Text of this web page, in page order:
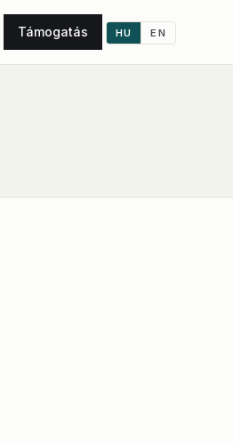
Támogatás HU EN